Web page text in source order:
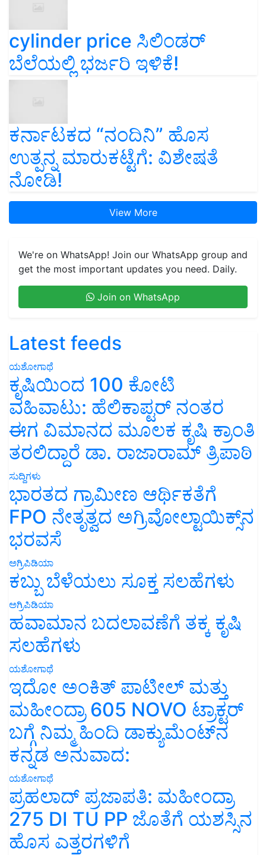
cylinder price ಸಿಲಿಂಡರ್‌
ಬೆಲೆಯಲ್ಲಿ ಭರ್ಜರಿ ಇಳಿಕೆ!
ಕರ್ನಾಟಕದ “ನಂದಿನಿ” ಹೊಸ
ಉತ್ಪನ್ನ ಮಾರುಕಟ್ಟೆಗೆ: ವಿಶೇಷತೆ
ನೋಡಿ!
View More
We're on WhatsApp! Join our WhatsApp group and
get the most important updates you need. Daily.
Join on WhatsApp
Latest feeds
ಯಶೋಗಾಥೆ
ಕೃಷಿಯಿಂದ 100 ಕೋಟಿ
ವಹಿವಾಟು: ಹೆಲಿಕಾಪ್ಟರ್ ನಂತರ
ಈಗ ವಿಮಾನದ ಮೂಲಕ ಕೃಷಿ ಕ್ರಾಂತಿ
ತರಲಿದ್ದಾರೆ ಡಾ. ರಾಜಾರಾಮ್ ತ್ರಿಪಾಠಿ
ಸುದ್ದಿಗಳು
ಭಾರತದ ಗ್ರಾಮೀಣ ಆರ್ಥಿಕತೆಗೆ
FPO ನೇತೃತ್ವದ ಅಗ್ರಿವೋಲ್ಟಾಯಿಕ್ಸ್‌ನ
ಭರವಸೆ
ಅಗ್ರಿಪಿಡಿಯಾ
ಕಬ್ಬು ಬೆಳೆಯಲು ಸೂಕ್ತ ಸಲಹೆಗಳು
ಅಗ್ರಿಪಿಡಿಯಾ
ಹವಾಮಾನ ಬದಲಾವಣೆಗೆ ತಕ್ಕ ಕೃಷಿ
ಸಲಹೆಗಳು
ಯಶೋಗಾಥೆ
ಇದೋ ಅಂಕಿತ್ ಪಾಟೀಲ್ ಮತ್ತು
ಮಹೀಂದ್ರಾ 605 NOVO ಟ್ರಾಕ್ಟರ್
ಬಗ್ಗೆ ನಿಮ್ಮ ಹಿಂದಿ ಡಾಕ್ಯುಮೆಂಟ್‌ನ
ಕನ್ನಡ ಅನುವಾದ:
ಯಶೋಗಾಥೆ
ಪ್ರಹಲಾದ್ ಪ್ರಜಾಪತಿ: ಮಹೀಂದ್ರಾ
275 DI TU PP ಜೊತೆಗೆ ಯಶಸ್ಸಿನ
ಹೊಸ ಎತ್ತರಗಳಿಗೆ